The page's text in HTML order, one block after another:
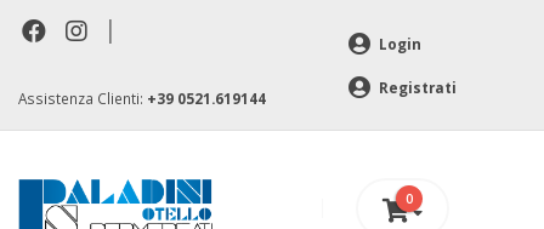
|
Assistenza Clienti: +39 0521.619144
Login
Registrati
0